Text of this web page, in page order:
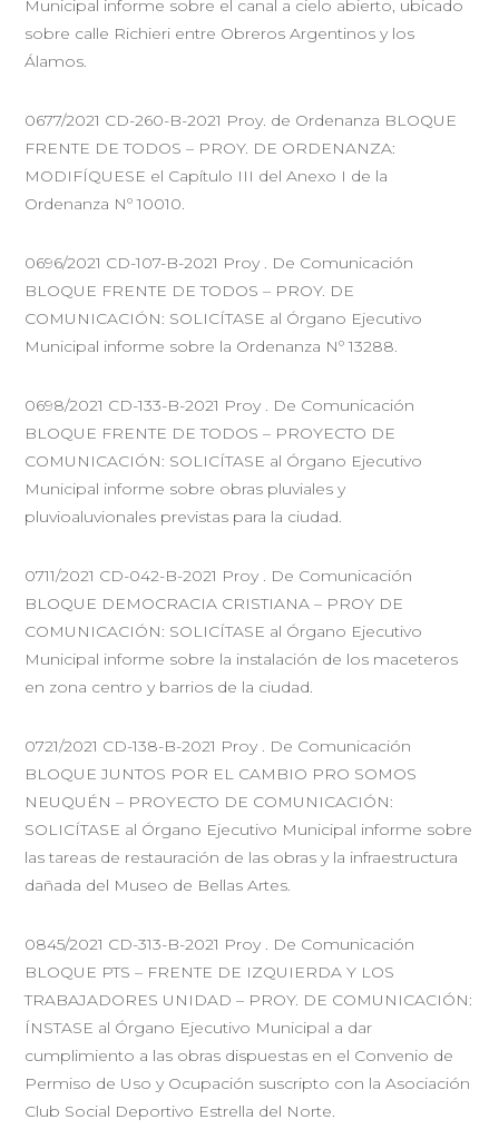
Municipal informe sobre el canal a cielo abierto, ubicado
sobre calle Richieri entre Obreros Argentinos y los
Álamos.
0677/2021 CD-260-B-2021 Proy. de Ordenanza BLOQUE
FRENTE DE TODOS – PROY. DE ORDENANZA:
MODIFÍQUESE el Capítulo III del Anexo I de la
Ordenanza Nº 10010.
0696/2021 CD-107-B-2021 Proy . De Comunicación
BLOQUE FRENTE DE TODOS – PROY. DE
COMUNICACIÓN: SOLICÍTASE al Órgano Ejecutivo
Municipal informe sobre la Ordenanza Nº 13288.
0698/2021 CD-133-B-2021 Proy . De Comunicación
BLOQUE FRENTE DE TODOS – PROYECTO DE
COMUNICACIÓN: SOLICÍTASE al Órgano Ejecutivo
Municipal informe sobre obras pluviales y
pluvioaluvionales previstas para la ciudad.
0711/2021 CD-042-B-2021 Proy . De Comunicación
BLOQUE DEMOCRACIA CRISTIANA – PROY DE
COMUNICACIÓN: SOLICÍTASE al Órgano Ejecutivo
Municipal informe sobre la instalación de los maceteros
en zona centro y barrios de la ciudad.
0721/2021 CD-138-B-2021 Proy . De Comunicación
BLOQUE JUNTOS POR EL CAMBIO PRO SOMOS
NEUQUÉN – PROYECTO DE COMUNICACIÓN:
SOLICÍTASE al Órgano Ejecutivo Municipal informe sobre
las tareas de restauración de las obras y la infraestructura
dañada del Museo de Bellas Artes.
0845/2021 CD-313-B-2021 Proy . De Comunicación
BLOQUE PTS – FRENTE DE IZQUIERDA Y LOS
TRABAJADORES UNIDAD – PROY. DE COMUNICACIÓN:
ÍNSTASE al Órgano Ejecutivo Municipal a dar
cumplimiento a las obras dispuestas en el Convenio de
Permiso de Uso y Ocupación suscripto con la Asociación
Club Social Deportivo Estrella del Norte.